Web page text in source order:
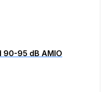
90-95 dB AMIO